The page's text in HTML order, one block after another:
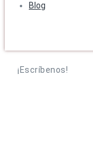
Blog
¡Escríbenos!